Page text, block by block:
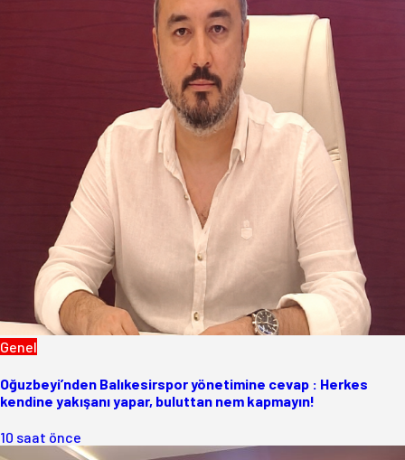
Genel
Oğuzbeyi’nden Balıkesirspor yönetimine cevap : Herkes
kendine yakışanı yapar, buluttan nem kapmayın!
10 saat önce